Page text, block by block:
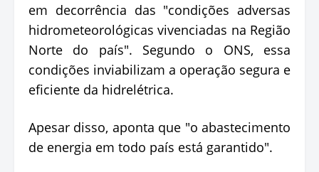
em decorrência das "condições adversas
hidrometeorológicas vivenciadas na Região
Norte do país". Segundo o ONS, essa
condições inviabilizam a operação segura e
eficiente da hidrelétrica.
Apesar disso, aponta que "o abastecimento
de energia em todo país está garantido".